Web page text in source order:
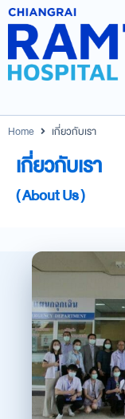
Home เกี่ยวกับเรา
เกี่ยวกับเรา
( About Us )